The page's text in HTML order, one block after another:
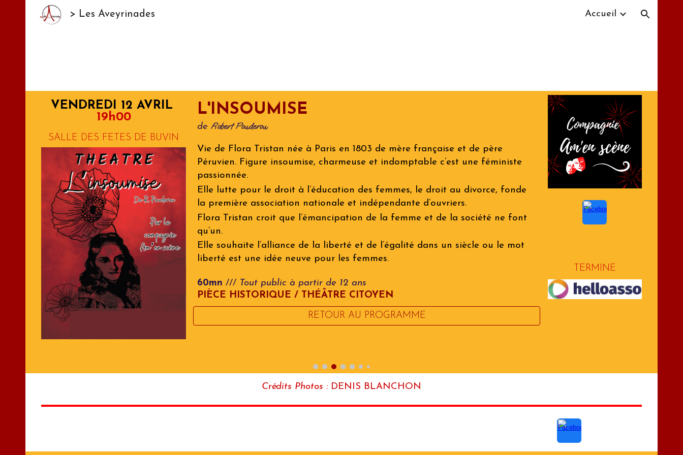
> Les Aveyrinades Accueil
VENDREDI 12 AVRIL
19h00
SALLE DES FETES DE BUVIN
L'INSOUMISE
deRobert Pouderou
Vie de Flora Tristan née à Paris en 1803 de mère française et de père
Péruvien. Figure insoumise, charmeuse et indomptable c’est une féministe
passionnée.
Elle lutte pour le droit à l’éducation des femmes, le droit au divorce, fonde
la première association nationale et indépendante d’ouvriers.
Flora Tristan croit que l’émancipation de la femme et de la société ne font
qu’un.
Elle souhaite l’alliance de la liberté et de l’égalité dans un siècle ou le mot
liberté est une idée neuve pour les femmes.
60mn /// Tout publicà partir de 12 ans
PIÈCE HISTORIQUE / THÉÂTRE CITOYEN
RETOUR AU PROGRAMME
TERMINE
Crédits Photos : DENIS BLANCHON